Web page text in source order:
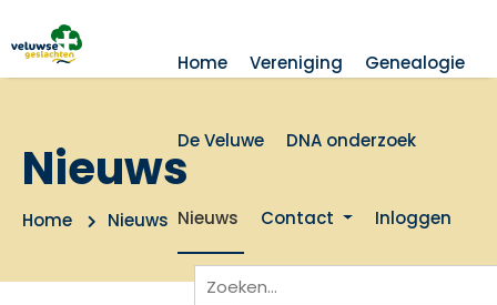
Home Vereniging Genealogie
De Veluwe DNA onderzoek
Nieuws Contact Inloggen
Nieuws
Home Nieuws